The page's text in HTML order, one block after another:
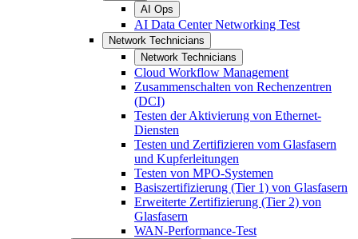
AI Ops
AI Data Center Networking Test
Network Technicians
Network Technicians
Cloud Workflow Management
Zusammenschalten von Rechenzentren
(DCI)
Testen der Aktivierung von Ethernet-
Diensten
Testen und Zertifizieren vom Glasfasern
und Kupferleitungen
Testen von MPO-Systemen
Basiszertifizierung (Tier 1) von Glasfasern
Erweiterte Zertifizierung (Tier 2) von
Glasfasern
WAN-Performance-Test